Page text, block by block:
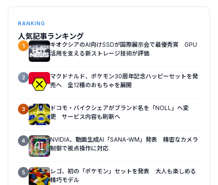
RANKING
人気記事ランキング
1
キオクシアのAI向けSSDが国際展示会で最優秀賞 GPU
活用を支える新ストレージ技術が評価
2
マクドナルド、ポケモン30周年記念ハッピーセットを発
売へ 全12種のおもちゃを展開
3
ドコモ・バイクシェアがブランド名を「NOLL」へ変
更 サービス内容も刷新へ
4
NVIDIA、動画生成AI「SANA-WM」発表 精密なカメラ
制御で視点操作に対応
5
レゴ、初の「ポケモン」セットを発表 大人も楽しめる
精巧モデル